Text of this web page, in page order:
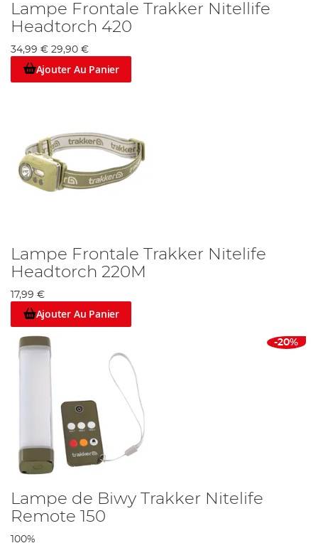
Lampe Frontale Trakker Nitellife
Headtorch 420
34,99 € 29,90 €
Ajouter Au Panier
Lampe Frontale Trakker Nitelife
Headtorch 220M
17,99 €
Ajouter Au Panier
-20%
Lampe de Biwy Trakker Nitelife
Remote 150
100%